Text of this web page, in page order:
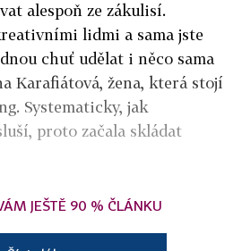
alespoň ze zákulisí.
lidmi a sama jste
chuť udělat i něco sama
Karafiátová, žena, která stojí
Systematicky, jak
proto začala skládat
JEŠTĚ 90 % ČLÁNKU